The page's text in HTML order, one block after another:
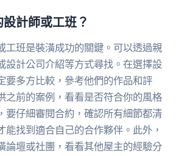
計師或工班？
工班是裝潢成功的關鍵。可以透過親
設計公司介紹等方式尋找。在選擇設
要多方比較，參考他們的作品和評
之前的案例，看看是否符合你的風格
要仔細審閱合約，確認所有細節都清
能找到適合自己的合作夥伴。此外，
論壇或社團，看看其他屋主的經驗分